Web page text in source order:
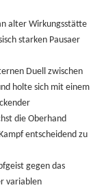
alter Wirkungsstätte
starken Pausaer
Duell zwischen
holte sich mit einem
die Oberhand
entscheidend zu
gegen das
variablen